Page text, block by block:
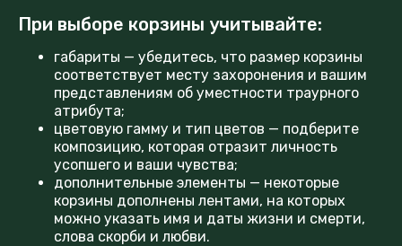
При выборе корзины учитывайте:
габариты — убедитесь, что размер корзины
соответствует месту захоронения и вашим
представлениям об уместности траурного
атрибута;
цветовую гамму и тип цветов — подберите
композицию, которая отразит личность
усопшего и ваши чувства;
дополнительные элементы — некоторые
корзины дополнены лентами, на которых
можно указать имя и даты жизни и смерти,
слова скорби и любви.